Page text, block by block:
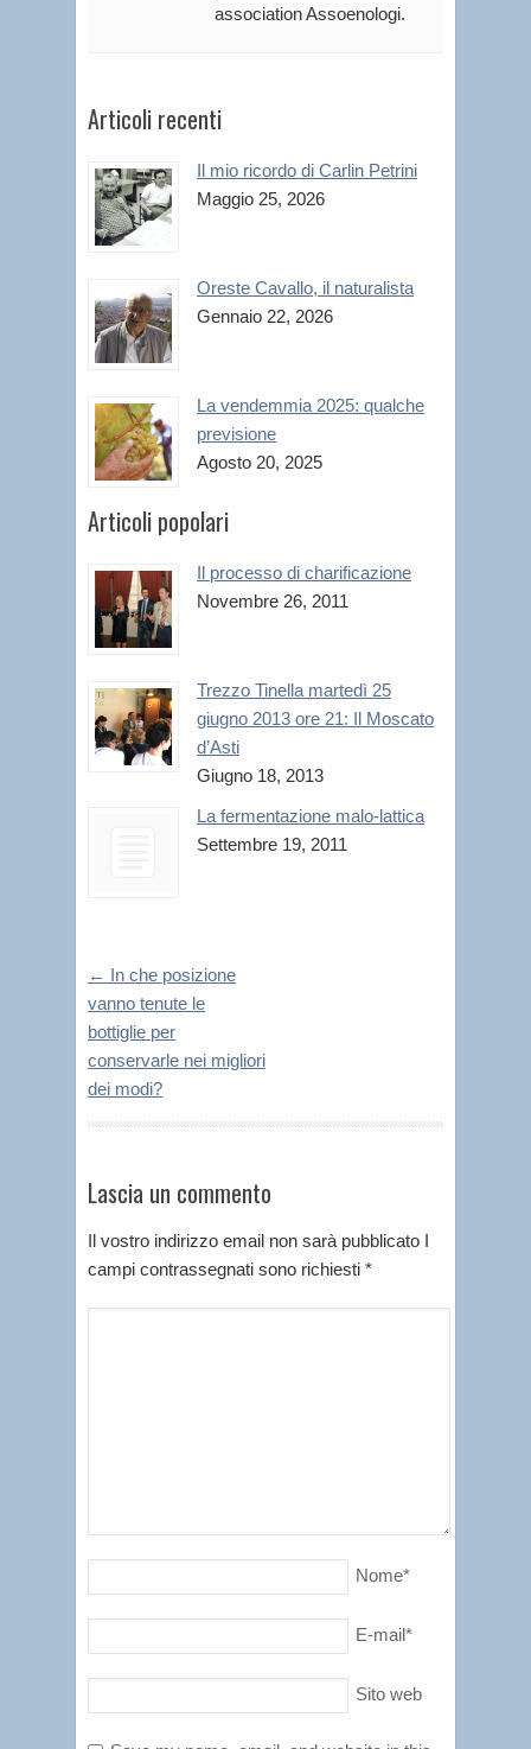
association Assoenologi.
Articoli recenti
Il mio ricordo di Carlin Petrini
Maggio 25, 2026
Oreste Cavallo, il naturalista
Gennaio 22, 2026
La vendemmia 2025: qualche
previsione
Agosto 20, 2025
Articoli popolari
Il processo di charificazione
Novembre 26, 2011
Trezzo Tinella martedì 25
giugno 2013 ore 21: Il Moscato
d’Asti
Giugno 18, 2013
La fermentazione malo-lattica
Settembre 19, 2011
← In che posizione
vanno tenute le
bottiglie per
conservarle nei migliori
dei modi?
Lascia un commento
Il vostro indirizzo email non sarà pubblicato I
campi contrassegnati sono richiesti *
Nome*
E-mail*
Sito web